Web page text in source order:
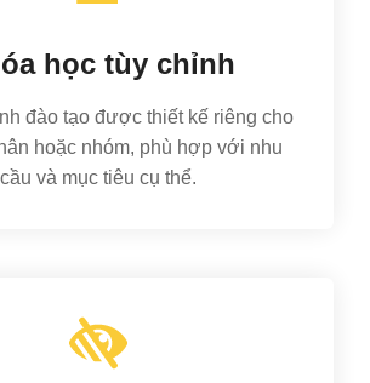
học tùy chỉnh
đào tạo được thiết kế riêng cho
hoặc nhóm, phù hợp với nhu
cầu và mục tiêu cụ thể.